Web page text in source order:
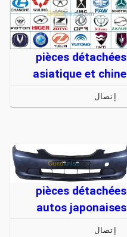
pièces détachées
asiatique et chine
إتصال
pièces détachées
autos japonaises
إتصال